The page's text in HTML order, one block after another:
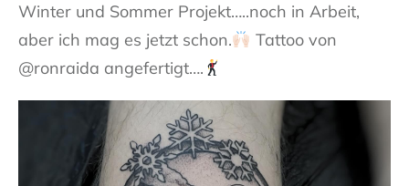
Winter und Sommer Projekt…..noch in Arbeit,
aber ich mag es jetzt schon.
Tattoo von
@ronraida angefertigt….